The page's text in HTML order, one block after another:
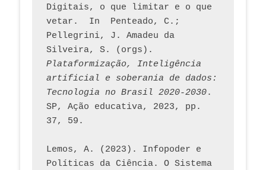
Digitais, o que limitar e o que
vetar.  In  Penteado, C.;
Pellegrini, J. Amadeu da
Plataformização, Inteligência
artificial e soberania de dados:
Tecnologia no Brasil 2020-2030.
SP, Ação educativa, 2023, pp.
37, 59.
Lemos, A. (2023). Infopoder e
Políticas da Ciência. O Sistema